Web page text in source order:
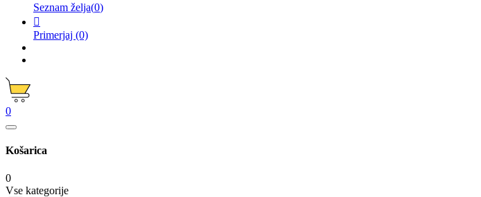
Seznam želja(0)

Primerjaj (0)
0
Košarica
0
Vse kategorije